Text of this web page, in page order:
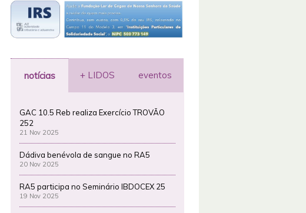
notícias + LIDOS eventos
GAC 10.5 Reb realiza Exercício TROVÃO
252
21 Nov 2025
Dádiva benévola de sangue no RA5
20 Nov 2025
RA5 participa no Seminário IBDOCEX 25
19 Nov 2025